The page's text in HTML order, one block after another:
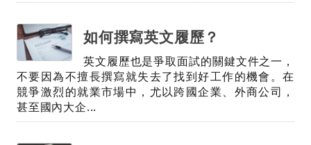
如何撰寫英文履歷？
英文履歷也是爭取面試的關鍵文件之一，
不要因為不擅長撰寫就失去了找到好工作的機會。在
競爭激烈的就業市場中，尤以跨國企業、外商公司，
甚至國內大企...